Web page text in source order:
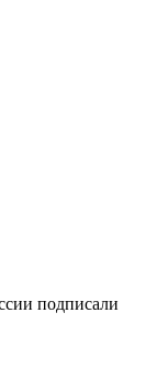
подписали